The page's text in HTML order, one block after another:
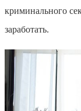
криминального
заработать.